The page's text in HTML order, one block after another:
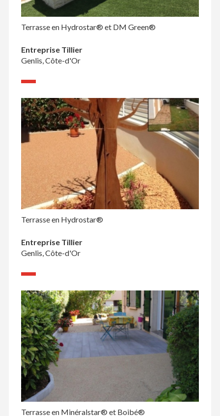
Terrasse en Hydrostar® et DM Green®
Entreprise Tillier
Genlis, Côte-d'Or
Terrasse en Hydrostar®
Entreprise Tillier
Genlis, Côte-d'Or
Terrasse en Minéralstar® et Boibé®